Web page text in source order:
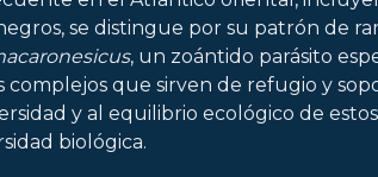
se distingue por su patrón de
, un zoántido parásito
que sirven de refugio y
y al equilibrio ecológico de estos
biológica.